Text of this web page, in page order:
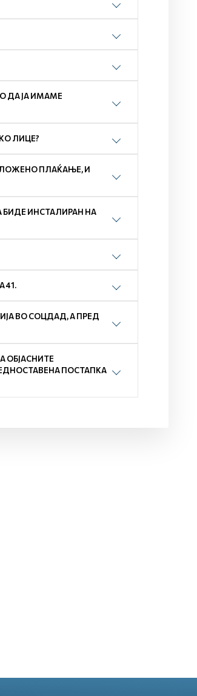
ДА ЈА ИМАМЕ
ЛИЦЕ?
ПЛАЌАЊЕ, И
ИНСТАЛИРАН НА
41.
ВО СОЦДАД, А ПРЕД
ОБЈАСНИТЕ
ПОСТАПКА